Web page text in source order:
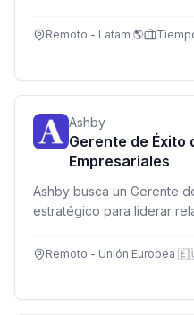
con tecnología AI.
Remoto - Latam 🌎
Ashby
Gerente de Éxito
Empresariales
Ashby busca un Gerente
estratégico para liderar
impulsando adopción de
Remoto - Unión Europea